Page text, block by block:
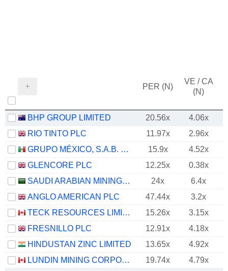
PER (N)
VE / CA
(N)
BHP GROUP LIMITED 20.56x
4.06x
RIO TINTO PLC
11.97x
2.96x
GRUPO MÉXICO, S.A.B. DE C.V.
15.9x
4.52x
GLENCORE PLC
12.25x
0.38x
SAUDI ARABIAN MINING COMPANY (MAADEN)
24x 6.4x
ANGLO AMERICAN PLC
47.44x
3.2x
TECK RESOURCES LIMITED
15.26x
3.15x
FRESNILLO PLC
12.91x
4.18x
HINDUSTAN ZINC LIMITED
13.65x
4.92x
LUNDIN MINING CORPORATION
19.74x
4.79x